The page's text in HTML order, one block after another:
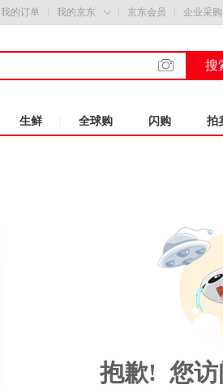
我的订单 我的京东  京东会员 企业采购
搜
生鲜 全球购 闪购 拍
抱歉! 您访